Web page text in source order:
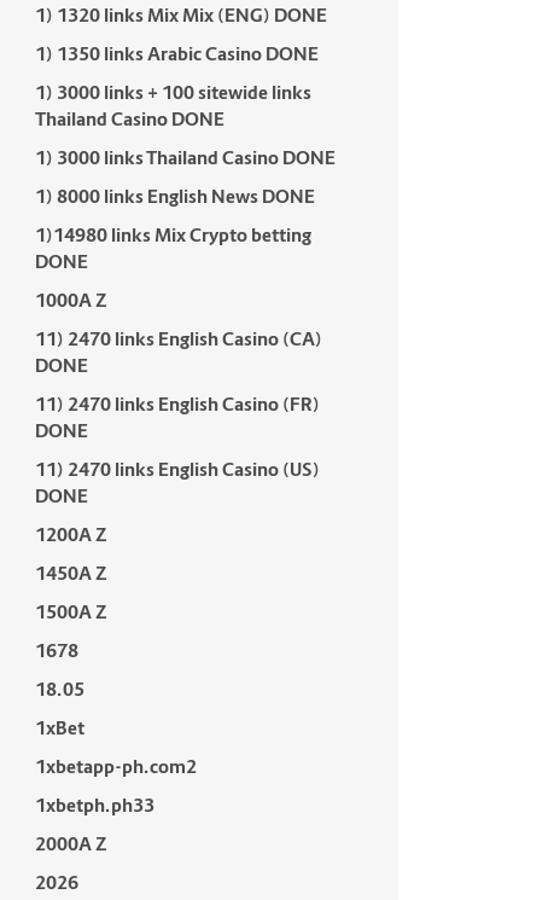
1) 1320 links Mix Mix (ENG) DONE
1) 1350 links Arabic Casino DONE
1) 3000 links + 100 sitewide links
Thailand Casino DONE
1) 3000 links Thailand Casino DONE
1) 8000 links English News DONE
1)14980 links Mix Crypto betting
DONE
1000A Z
11) 2470 links English Casino (CA)
DONE
11) 2470 links English Casino (FR)
DONE
11) 2470 links English Casino (US)
DONE
1200A Z
1450A Z
1500A Z
1678
18.05
1xBet
1xbetapp-ph.com2
1xbetph.ph33
2000A Z
2026